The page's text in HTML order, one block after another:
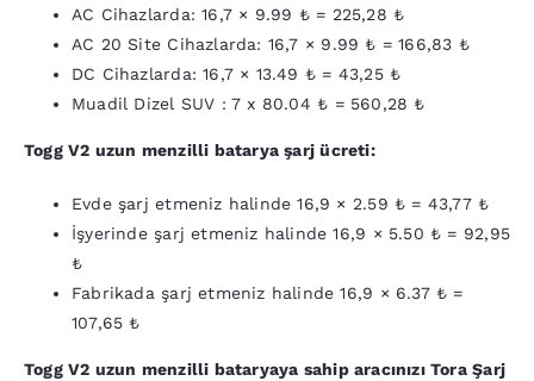
AC Cihazlarda:16,7× 9.99 ₺ = 225,28 ₺
AC 20 Site Cihazlarda: 16,7 × 9.99 ₺ =166,83 ₺
DC Cihazlarda:16,7 × 13.49 ₺ = 43,25₺
Muadil Dizel SUV : 7 x 80.04 ₺ = 560,28 ₺
Togg V2 uzun menzilli batarya şarj ücreti:
Evde şarj etmeniz halinde 16,9 × 2.59 ₺ = 43,77₺
İşyerinde şarj etmeniz halinde 16,9 × 5.50 ₺ = 92,95
₺
Fabrikada şarj etmeniz halinde 16,9 × 6.37₺ =
107,65 ₺
Togg V2 uzun menzilli bataryaya sahip aracınızıTora Şarj